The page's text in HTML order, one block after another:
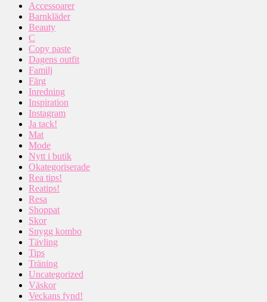
Accessoarer
Barnkläder
Beauty
C
Copy paste
Dagens outfit
Familj
Färg
Inredning
Inspiration
Instagram
Ja tack!
Mat
Mode
Nytt i butik
Okategoriserade
Rea tips!
Reatips!
Resa
Shoppat
Skor
Snygg kombo
Tävling
Tips
Träning
Uncategorized
Väskor
Veckans fynd!